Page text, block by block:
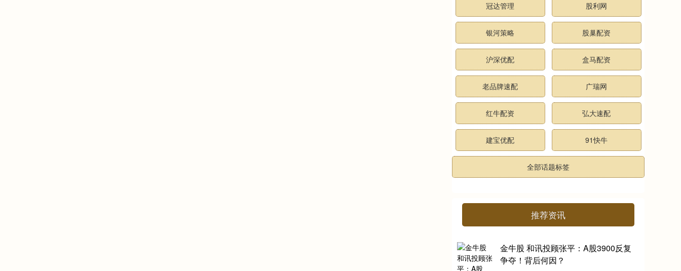
冠达管理 股利网
银河策略 股巢配资
沪深优配 盒马配资
老品牌速配 广瑞网
红牛配资 弘大速配
建宝优配 91快牛
全部话题标签
推荐资讯
金牛股 和讯投顾张平：A股3900反复
争夺！背后何因？